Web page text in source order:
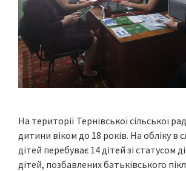
На території Тернівської сільської
дитини віком до 18 років. На обліку в
дітей перебуває 14 дітей зі статусом
дітей, позбавлених батьківського